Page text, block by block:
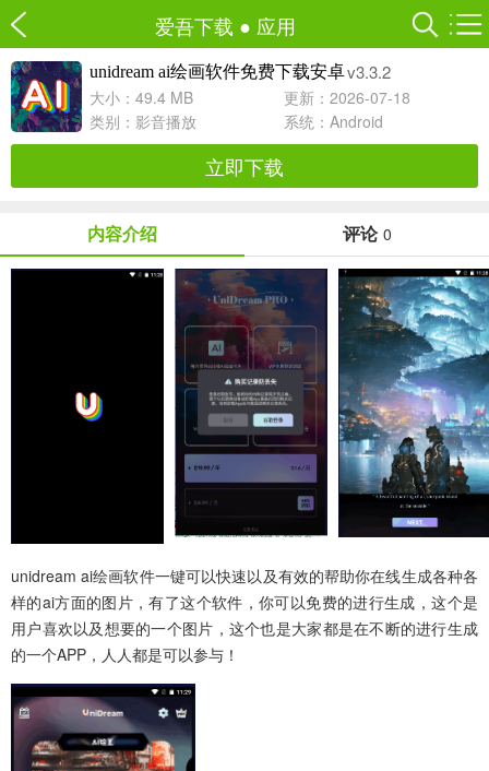
爱吾下载 ● 应用
unidream ai绘画软件免费下载安卓v3.3.2
大小：49.4 MB
更新：2026-07-18
类别： 影音播放 系统：Android
立即下载
内容介绍 评论 0
unidream ai绘画软件一键可以快速以及有效的帮助你在线生成各种各
样的ai方面的图片，有了这个软件，你可以免费的进行生成，这个是
用户喜欢以及想要的一个图片，这个也是大家都是在不断的进行生成
的一个APP，人人都是可以参与！